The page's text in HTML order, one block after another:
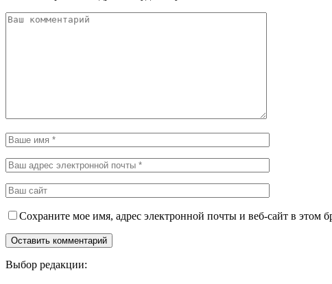
Сохраните мое имя, адрес электронной почты и веб-сайт в этом
Выбор редакции: